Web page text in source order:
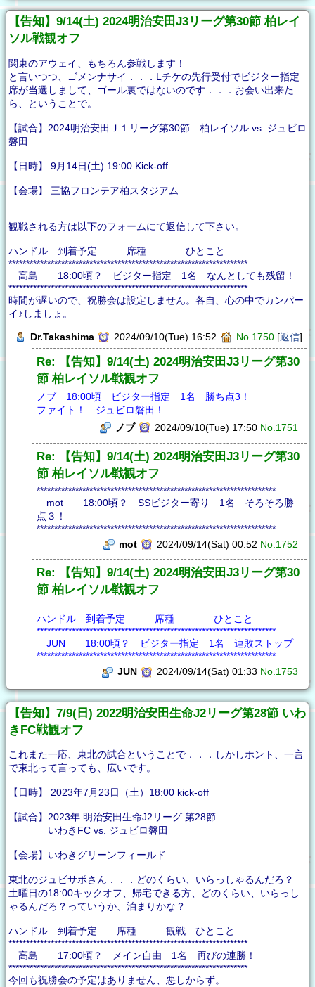
【告知】9/14(土) 2024明治安田J3リーグ第30節 柏レイ
ソル戦観オフ
関東のアウェイ、もちろん参戦します！
と言いつつ、ゴメンナサイ．．．Lチケの先行受付でビジター指定
席が当選しまして、ゴール裏ではないのです．．．お会い出来た
ら、ということで。
【試合】2024明治安田Ｊ１リーグ第30節 柏レイソル vs. ジュビロ
磐田
【日時】 9月14日(土) 19:00 Kick-off
【会場】 三協フロンテア柏スタジアム
観戦される方は以下のフォームにて返信して下さい。
ハンドル 到着予定 席種 ひとこと
********************************************************************
高島 18:00頃？ ビジター指定 1名 なんとしても残留！
********************************************************************
時間が遅いので、祝勝会は設定しません。各自、心の中でカンパー
イ♪しましょ。
Dr.Takashima 2024/09/10(Tue) 16:52 No.1750 [返信]
Re: 【告知】9/14(土) 2024明治安田J3リーグ第30
節 柏レイソル戦観オフ
ノブ 18:00頃 ビジター指定 1名 勝ち点3！
ファイト！ ジュビロ磐田！
ノブ
2024/09/10(Tue) 17:50 No.1751
Re: 【告知】9/14(土) 2024明治安田J3リーグ第30
節 柏レイソル戦観オフ
********************************************************************
mot 18:00頃？ SSビジター寄り 1名 そろそろ勝
点３！
********************************************************************
mot
2024/09/14(Sat) 00:52 No.1752
Re: 【告知】9/14(土) 2024明治安田J3リーグ第30
節 柏レイソル戦観オフ
ハンドル 到着予定 席種 ひとこと
********************************************************************
JUN 18:00頃？ ビジター指定 1名 連敗ストップ
********************************************************************
JUN
2024/09/14(Sat) 01:33 No.1753
【告知】7/9(日) 2022明治安田生命J2リーグ第28節 いわ
きFC戦観オフ
これまた一応、東北の試合ということで．．．しかしホント、一言
で東北って言っても、広いです。
【日時】 2023年7月23日（土）18:00 kick-off
【試合】2023年 明治安田生命J2リーグ 第28節
いわきFC vs. ジュビロ磐田
【会場】いわきグリーンフィールド
東北のジュビサポさん．．．どのくらい、いらっしゃるんだろ？
土曜日の18:00キックオフ、帰宅できる方、どのくらい、いらっし
ゃるんだろ？っていうか、泊まりかな？
ハンドル 到着予定 席種 観戦 ひとこと
********************************************************************
高島 17:00頃？ メイン自由 1名 再びの連勝！
********************************************************************
今回も祝勝会の予定はありません、悪しからず。